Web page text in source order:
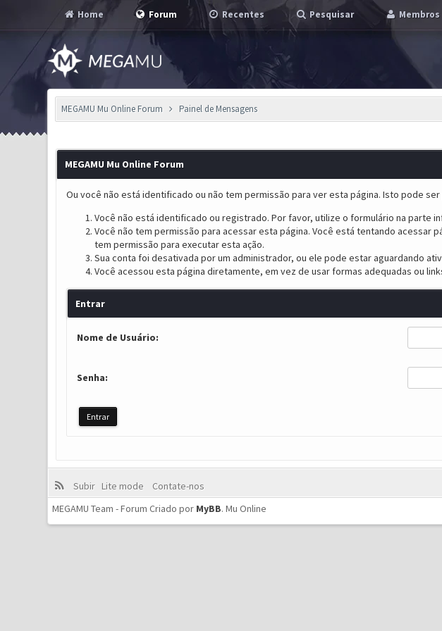
Home Forum Recentes Pesquisar Membros
MEGAMU Mu Online Forum Painel de Mensagens
MEGAMU Mu Online Forum
Ou você não está identificado ou não tem permissão para ver esta página. Isto pode
Você não está identificado ou registrado. Por favor, utilize o formulário na parte
Você não tem permissão para acessar esta página. Você está tentando acessar
tem permissão para executar esta ação.
Sua conta foi desativada por um administrador, ou ele pode estar aguardando
Você acessou esta página diretamente, em vez de usar formas adequadas ou
Entrar
Nome de Usuário:
Senha:
Subir Lite mode
Contate-nos
MEGAMU Team - Forum Criado por MyBB.Mu Online